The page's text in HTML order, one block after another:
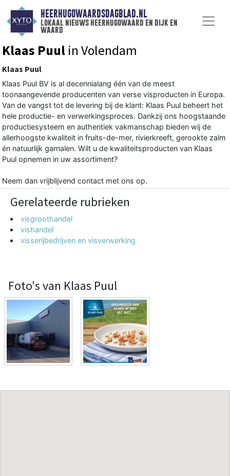
HEERHUGOWAARDSDAGBLAD.NL
lokaal nieuws heerhugowaard en dijk en
waard
Klaas Puul in Volendam
Klaas Puul
Klaas Puul BV is al decennialang één van de meest
toonaangevende producenten van verse visproducten in Europa.
Van de vangst tot de levering bij de klant: Klaas Puul beheert het
hele productie- en verwerkingsproces. Dankzij ons hoogstaande
productiesysteem en authentiek vakmanschap bieden wij de
allerhoogste kwaliteit in fruits-de-mer, rivierkreeft, gerookte zalm
én natuurlijk garnalen. Wilt u de kwaliteitsproducten van Klaas
Puul opnemen in uw assortiment?
Neem dan vrijblijvend contact met ons op.
Gerelateerde rubrieken
visgroothandel
vishandel
visserijbedrijven en visverwerking
Foto's van Klaas Puul